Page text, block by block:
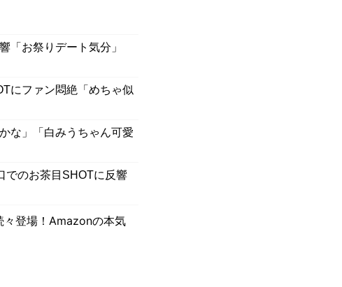
「お祭りデート気分」
にファン悶絶「めちゃ似
な」「白みうちゃん可愛
でのお茶目SHOTに反響
々登場！Amazonの本気